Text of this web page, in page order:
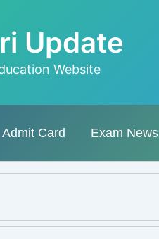
Update
Website
Admit Card Exam News